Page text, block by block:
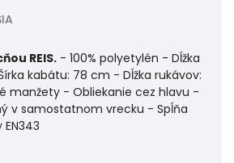
REIS. - 100% polyetylén - Dĺžka
kabátu: 78 cm - Dĺžka rukávov:
manžety - Obliekanie cez hlavu -
v samostatnom vrecku - Spĺňa